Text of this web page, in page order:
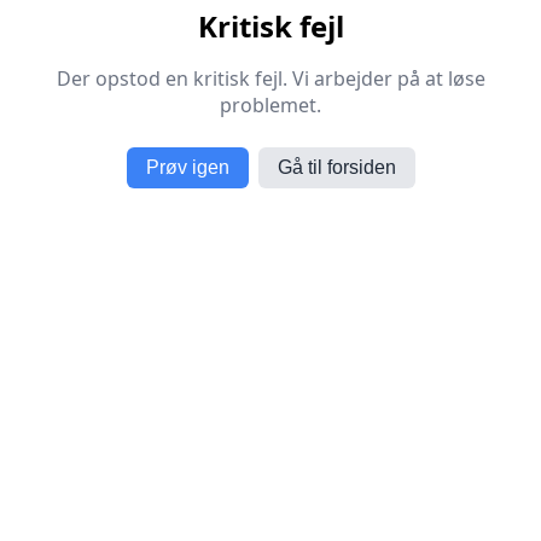
Kritisk fejl
Der opstod en kritisk fejl. Vi arbejder på at løse
problemet.
Prøv igen Gå til forsiden